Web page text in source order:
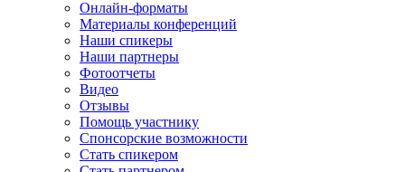
Онлайн-форматы
Материалы конференций
Наши спикеры
Наши партнеры
Фотоотчеты
Видео
Отзывы
Помощь участнику
Спонсорские возможности
Стать спикером